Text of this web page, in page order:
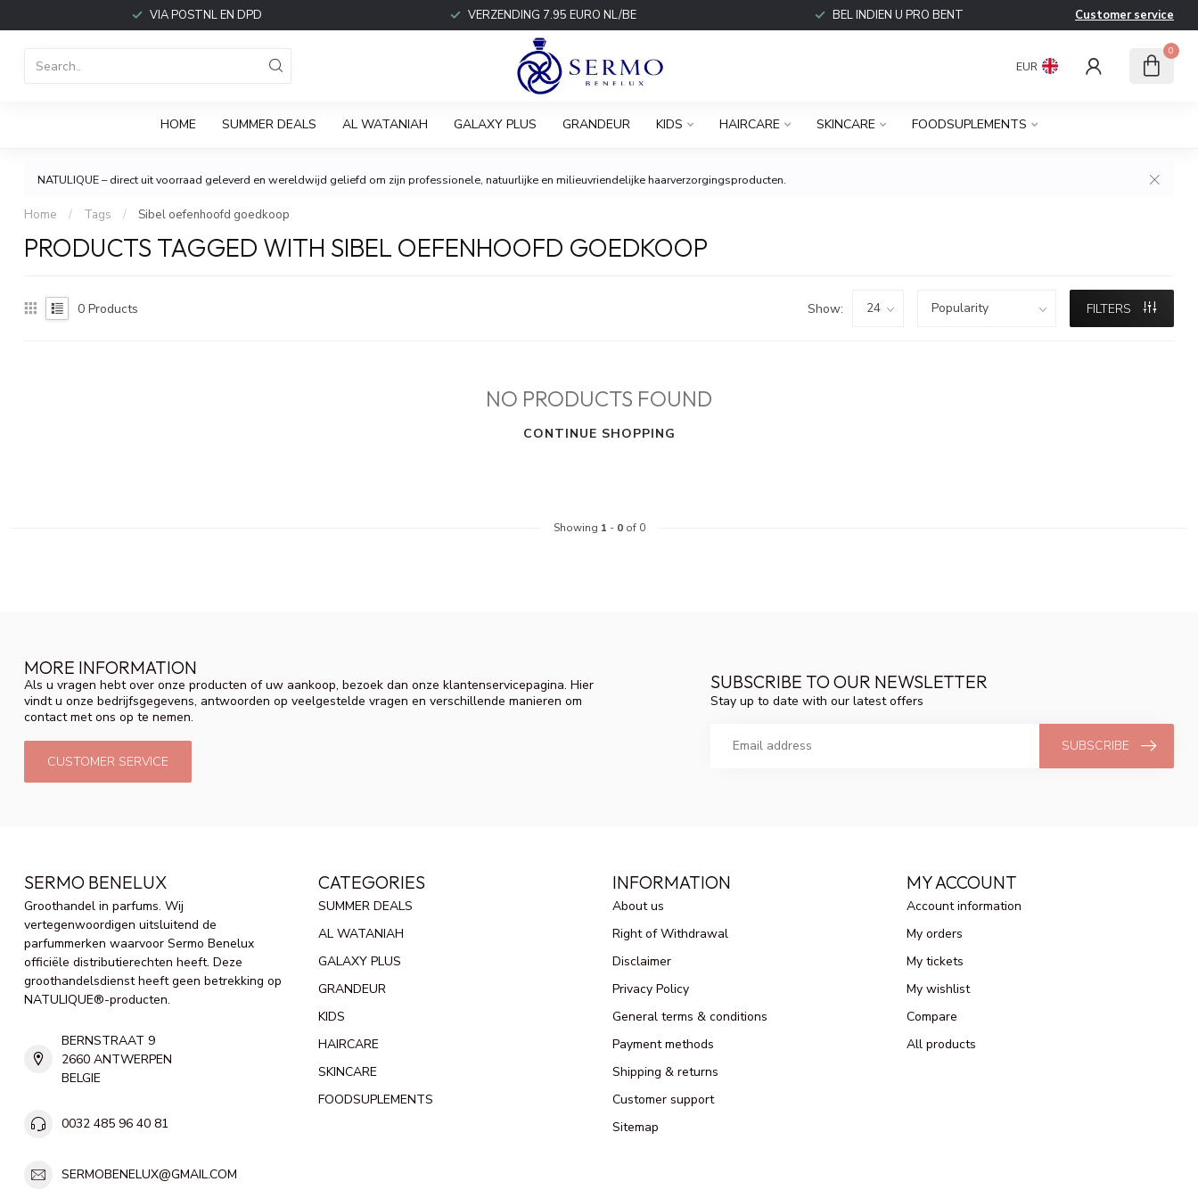
VIA POSTNL EN DPD VERZENDING 7.95 EURO NL/BE BEL INDIEN U PRO BENT Customer service
EUR
0
HOME SUMMER DEALS AL WATANIAH GALAXY PLUS GRANDEUR KIDS HAIRCARE SKINCARE FOODSUPLEMENTS
NATULIQUE – direct uit voorraad geleverd en wereldwijd geliefd om zijn professionele, natuurlijke en milieuvriendelijke haarverzorgingsproducten.
Home / Tags / Sibel oefenhoofd goedkoop
PRODUCTS TAGGED WITH SIBEL OEFENHOOFD GOEDKOOP
0 Products Show: FILTERS
NO PRODUCTS FOUND
CONTINUE SHOPPING
Showing 1 - 0of 0
MORE INFORMATION
Als u vragen hebt over onze producten of uw aankoop, bezoek dan onze klantenservicepagina. Hier
vindt u onze bedrijfsgegevens, antwoorden op veelgestelde vragen en verschillende manieren om
contact met ons op te nemen.
CUSTOMER SERVICE
SUBSCRIBE TO OUR NEWSLETTER
Stay up to date with our latest offers
SUBSCRIBE
SERMO BENELUX
Groothandel in parfums. Wij
vertegenwoordigen uitsluitend de
parfummerken waarvoor Sermo Benelux
officiële distributierechten heeft. Deze
groothandelsdienst heeft geen betrekking op
NATULIQUE®-producten.
BERNSTRAAT 9
2660 ANTWERPEN
BELGIE
0032 485 96 40 81
SERMOBENELUX@GMAIL.COM
CATEGORIES
SUMMER DEALS
AL WATANIAH
GALAXY PLUS
GRANDEUR
KIDS
HAIRCARE
SKINCARE
FOODSUPLEMENTS
INFORMATION
About us
Right of Withdrawal
Disclaimer
Privacy Policy
General terms & conditions
Payment methods
Shipping & returns
Customer support
Sitemap
MY ACCOUNT
Account information
My orders
My tickets
My wishlist
Compare
All products